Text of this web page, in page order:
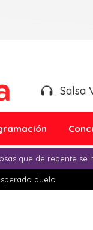
Salsa
que de repente se
duelo